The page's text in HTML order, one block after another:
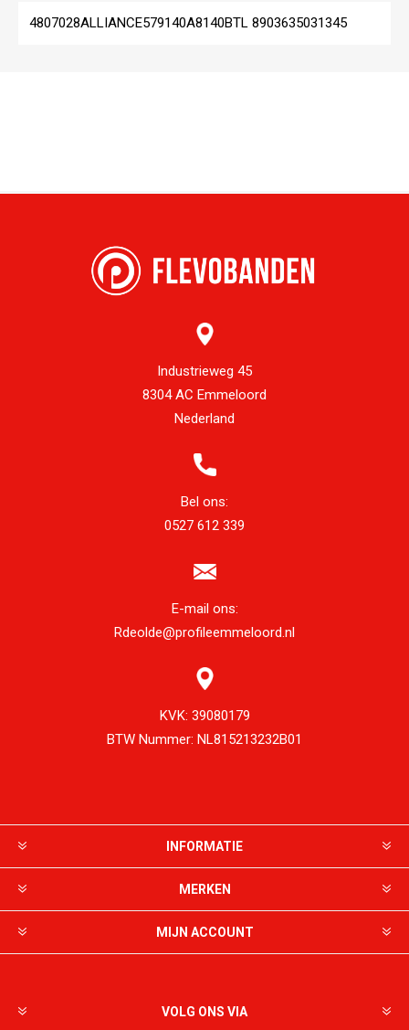
4807028ALLIANCE579140A8140BTL 8903635031345
Industrieweg 45
8304 AC Emmeloord
Nederland
Bel ons:
0527 612 339
E-mail ons:
Rdeolde@profileemmeloord.nl
KVK: 39080179
BTW Nummer: NL815213232B01
INFORMATIE
MERKEN
MIJN ACCOUNT
VOLG ONS VIA